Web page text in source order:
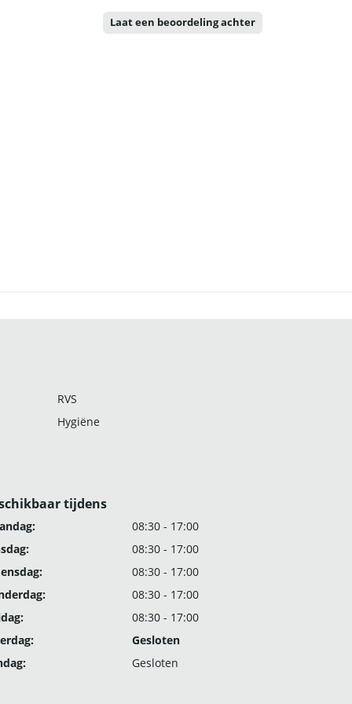
Laat een beoordeling achter
RVS
Hygiëne
tijdens
08:30 - 17:00
08:30 - 17:00
08:30 - 17:00
08:30 - 17:00
08:30 - 17:00
Gesloten
Gesloten